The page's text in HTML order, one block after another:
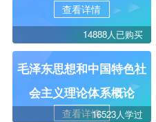
查看详情
14888人已购买
毛泽东思想和中国特色社
会主义理论体系概论
查看详情16523人学过